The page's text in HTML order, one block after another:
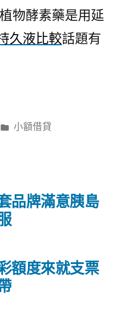
物酵素藥是用延
久液比較話題有
分
小額借貸
額度來就支票
品牌滿意胰島